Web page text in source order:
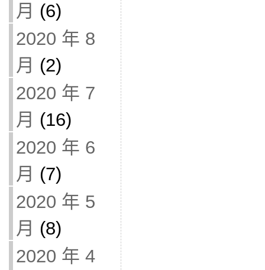
月 (6)
2020 年 8
月 (2)
2020 年 7
月 (16)
2020 年 6
月 (7)
2020 年 5
月 (8)
2020 年 4